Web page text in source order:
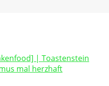
mal herzhaft